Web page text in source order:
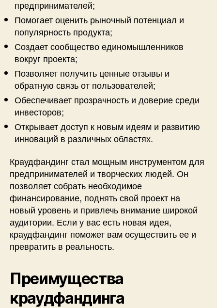
предпринимателей;
Помогает оценить рыночный потенциал и
популярность продукта;
Создает сообщество единомышленников
вокруг проекта;
Позволяет получить ценные отзывы и
обратную связь от пользователей;
Обеспечивает прозрачность и доверие среди
инвесторов;
Открывает доступ к новым идеям и развитию
инноваций в различных областях.
Краудфандинг стал мощным инструментом для
предпринимателей и творческих людей. Он
позволяет собрать необходимое
финансирование, поднять свой проект на
новый уровень и привлечь внимание широкой
аудитории. Если у вас есть новая идея,
краудфандинг поможет вам осуществить ее и
превратить в реальность.
Преимущества
краудфандинга